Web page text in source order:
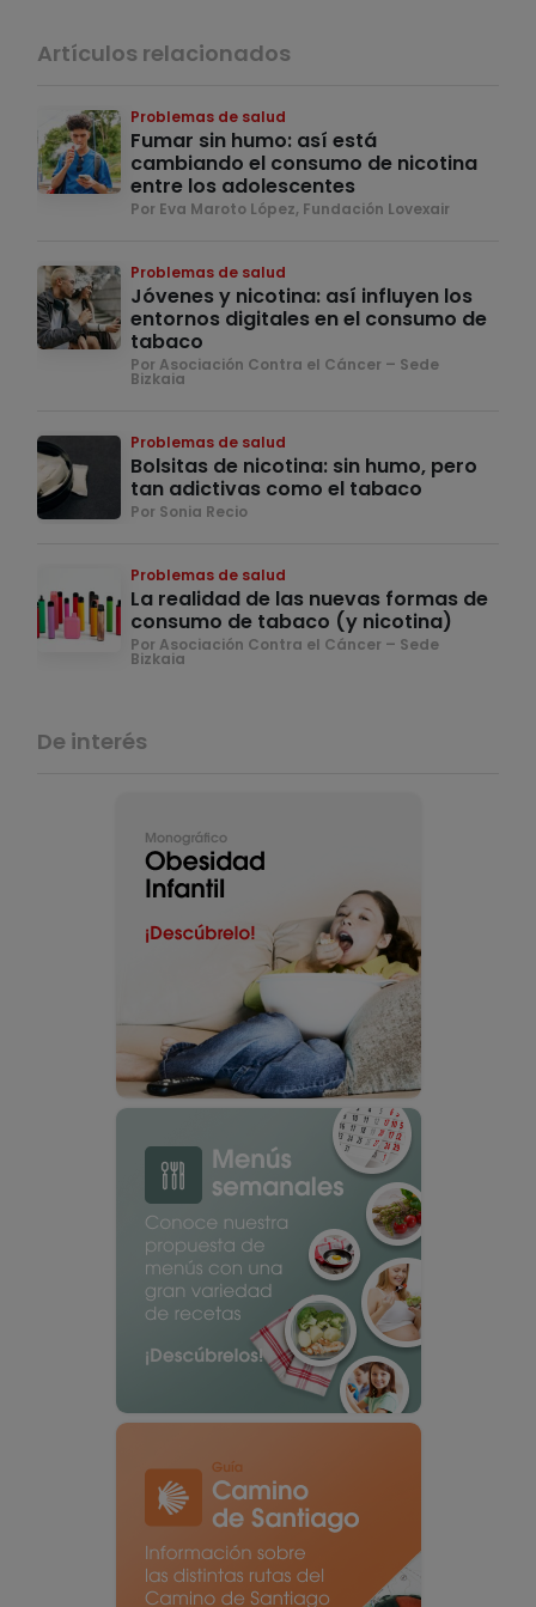
Artículos relacionados
Problemas de salud
Fumar sin humo: así está
cambiando el consumo de nicotina
entre los adolescentes
Por Eva Maroto López, Fundación Lovexair
Problemas de salud
Jóvenes y nicotina: así influyen los
entornos digitales en el consumo de
tabaco
Por Asociación Contra el Cáncer – Sede
Bizkaia
Problemas de salud
Bolsitas de nicotina: sin humo, pero
tan adictivas como el tabaco
Por Sonia Recio
Problemas de salud
La realidad de las nuevas formas de
consumo de tabaco (y nicotina)
Por Asociación Contra el Cáncer – Sede
Bizkaia
De interés